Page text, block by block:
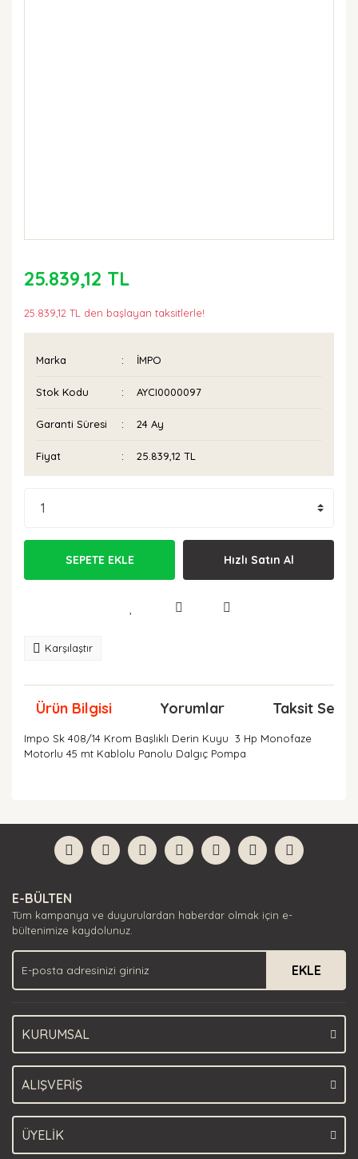
25.839,12 TL
25.839,12 TL den başlayan taksitlerle!
Marka İMPO
Stok Kodu AYCI0000097
Garanti Süresi 24 Ay
Fiyat 25.839,12 TL
SEPETE EKLE Hızlı Satın Al
Karşılaştır
Ürün Bilgisi Yorumlar Taksit
Impo Sk 408/14 Krom Başlıklı Derin Kuyu 3 Hp Monofaze
Motorlu 45 mt Kablolu Panolu Dalgıç Pompa
Yorum Yaz
formunu kullanarak tarafımıza iletebilirsiniz.
Görüş ve önerileriniz için teşekkür ederiz.
Ürün açıklamasında eksik bilgiler bulunuyor.
Ürün bilgilerinde hatalar bulunuyor.
Ürün fiyatı diğer sitelerden daha pahalı.
Bu ürüne benzer farklı alternatifler olmalı.
E-BÜLTEN
Tüm kampanya ve duyurulardan haberdar olmak için e-
bültenimize kaydolunuz.
EKLE
KURUMSAL
ALIŞVERİŞ
ÜYELİK